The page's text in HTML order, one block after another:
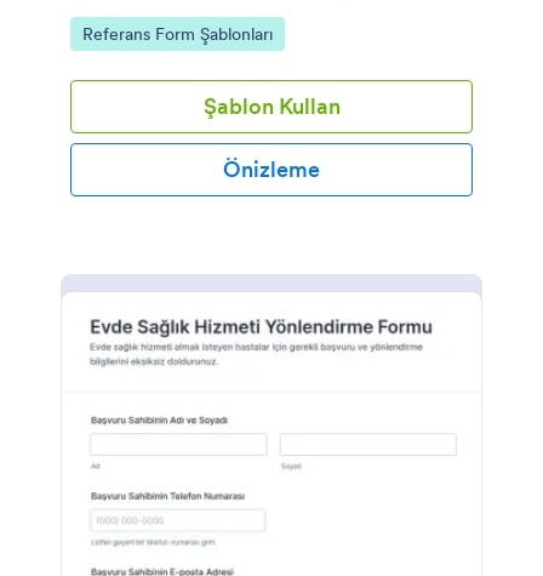
Jotform ile veri toplama sürecini daha düzenli
yönetmenizi sağlar.
Go to Category:
Referans Form Şablonları
Şablon Kullan
Önizleme